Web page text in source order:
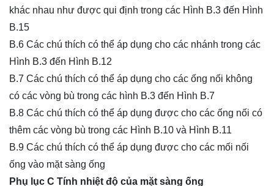
khác nhau như được qui định trong các Hình B.3 đến Hình
B.15
B.6 Các chú thích có thể áp dụng cho các nhánh trong các
Hình B.3 đến Hình B.12
B.7 Các chú thích có thể áp dụng cho các ống nối không
có các vòng bù trong các hình B.3 đến Hình B.7
B.8 Các chú thích có thể áp dụng được cho các ống nối có
thêm các vòng bù trong các Hình B.10 và Hình B.11
B.9 Các chú thích có thể áp dụng được cho các mối nối
ống vào mặt sàng ống
Phụ lục C Tính nhiệt độ của mặt sàng ống